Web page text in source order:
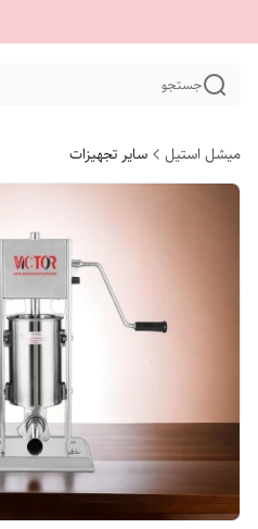
جستجو
میشل استیل سایر تجهیزات